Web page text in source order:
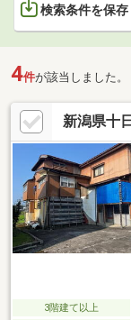
検索条件を保存
4件が該当しました。
新潟県十
3階建て以上